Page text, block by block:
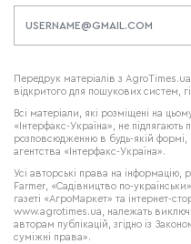
Передрук матеріалів з
відкритого для пошукових систем,
Всі матеріали, які розміщені на
«Інтерфакс-Україна», не
розповсюдженню в будь-якій формі,
агентства «Інтерфакс-Україна».
Усі авторські права на інформацію,
Farmer, «Садівництво по-
газеті «АгроМаркет» та інтернет-
www.agrotimes.ua, належать
авторам публікацій, згідно із
суміжні права».